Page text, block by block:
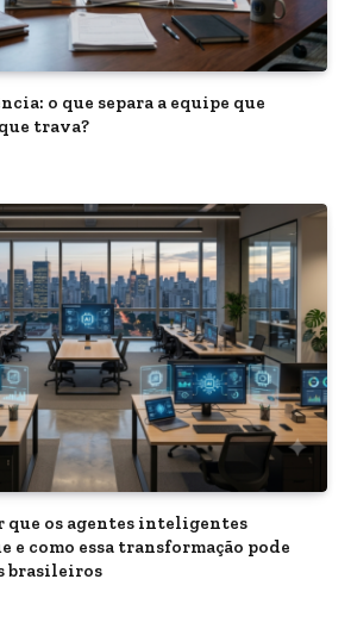
o que separa a equipe que
trava?
que os agentes inteligentes
e como essa transformação pode
brasileiros